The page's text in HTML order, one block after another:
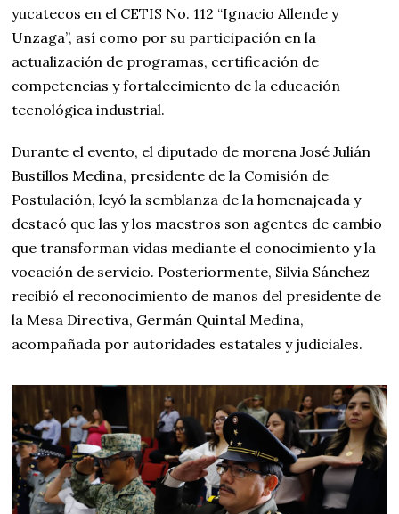
yucatecos en el CETIS No. 112 “Ignacio Allende y
Unzaga”, así como por su participación en la
actualización de programas, certificación de
competencias y fortalecimiento de la educación
tecnológica industrial.
Durante el evento, el diputado de morena José Julián
Bustillos Medina, presidente de la Comisión de
Postulación, leyó la semblanza de la homenajeada y
destacó que las y los maestros son agentes de cambio
que transforman vidas mediante el conocimiento y la
vocación de servicio. Posteriormente, Silvia Sánchez
recibió el reconocimiento de manos del presidente de
la Mesa Directiva, Germán Quintal Medina,
acompañada por autoridades estatales y judiciales.